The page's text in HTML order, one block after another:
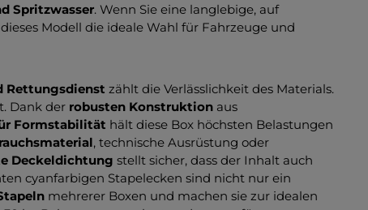
Spritzwasser. Wenn Sie eine langlebige, auf
Modell die ideale Wahl für Fahrzeuge und
Rettungsdienst zählt die Verlässlichkeit des Materials.
Dank der robusten Konstruktion aus
Formstabilität hält diese Box höchsten Belastungen
, technische Ausrüstung oder
Deckeldichtung stellt sicher, dass der Inhalt auch
cyanfarbigen Stapelecken sind nicht nur ein
mehrerer Boxen und machen sie zur idealen